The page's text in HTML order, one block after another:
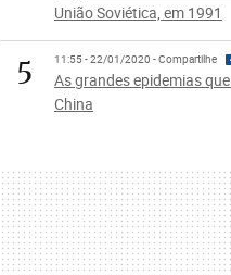
União Soviética, em 1991
5 11:55 - 22/01/2020 - Compartilhe
As grandes epidemias
China